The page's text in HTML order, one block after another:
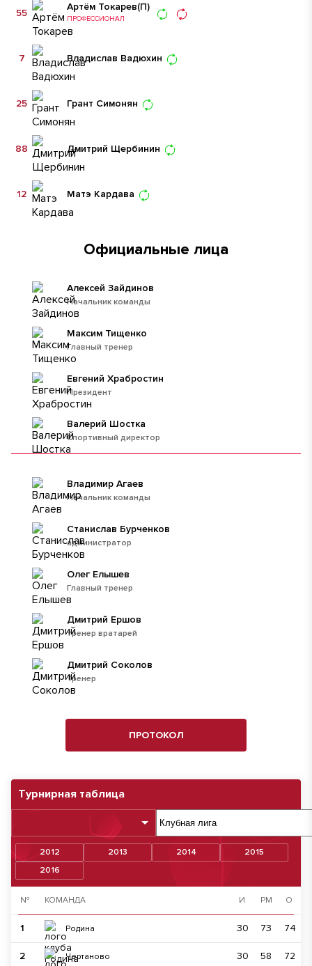
Турнирная таблица
2012 2013 2014
2015
2016
№ КОМАНДА И РМ О
1 Родина 30 73 74
2 Чертаново 30 58 72
Артём Токарев(П)
ПРОФЕССИОНАЛ
55
Владислав Вадюхин
7
Грант Симонян
25
Дмитрий Щербинин
88
Матэ Кардава
12
Официальные лица
Начальник команды
Алексей Зайдинов
Главный тренер
Максим Тищенко
Президент
Евгений Храбростин
Спортивный директор
Валерий Шостка
Начальник команды
Владимир Агаев
администратор
Станислав Бурченков
Главный тренер
Олег Елышев
тренер вратарей
Дмитрий Ершов
Тренер
Дмитрий Соколов
ПРОТОКОЛ